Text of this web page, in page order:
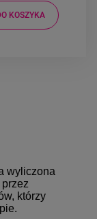
KOSZYKA
wyliczona
którzy